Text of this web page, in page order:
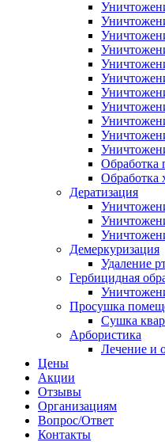
Обработка
Обработка
Дератизация
Демеркуризация
Удаление
Гербицидная
Просушка
Сушка
Арбористика
Лечение и
Цены
Акции
Отзывы
Организациям
Вопрос/Ответ
Контакты